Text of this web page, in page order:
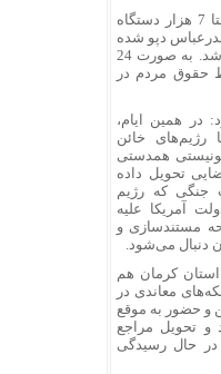
وی در ادامه گفت: در همین راستا 7 هزار دستگاه
دپو شده
بود، با دستورات قضایی ترخیص شد. به صورت 24
حقوق مردم در
در همین ایام،
رژیم‌های خائن
همدستی
تحویل داده
جنگی که رژیم
آمریکا علیه
طیبه در 337 صفحه مستندسازی و
دنبال می‌شود.
کرمان هم
معاندی در
و حضور به موقع
و تحویل مراجع
در حال رسیدگی